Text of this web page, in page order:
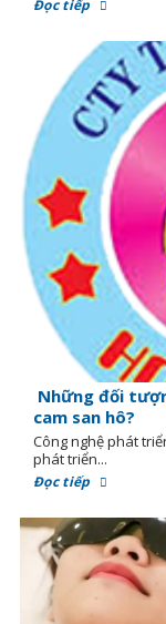
Đọc tiếp
Những đối
cam san hô?
Công nghệ phát
phát triển...
Đọc tiếp